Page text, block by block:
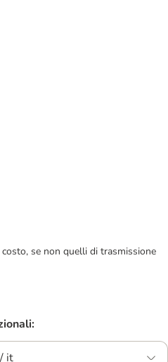
se non quelli di trasmissione
it